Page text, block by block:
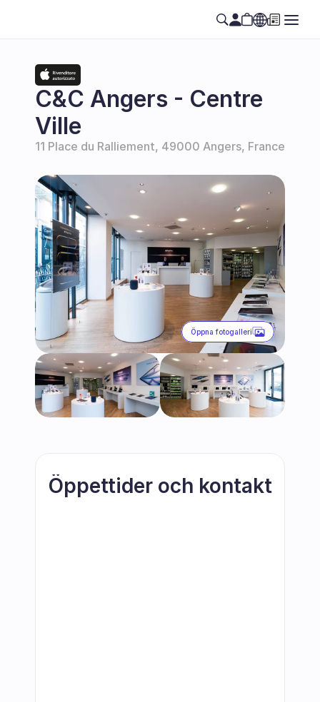
SE
C&C Angers - Centre
Ville
11 Place du Ralliement, 49000 Angers, France
Öppna fotogalleri
Öppettider och kontakt